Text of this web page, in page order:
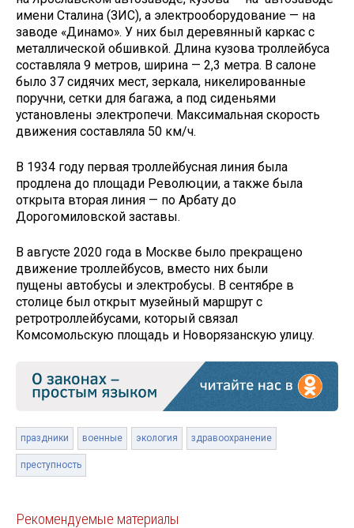
имени Сталина (ЗИС), а электрооборудование — на
заводе «Динамо». У них был деревянный каркас с
металлической обшивкой. Длина кузова троллейбуса
составляла 9 метров, ширина — 2,3 метра. В салоне
было 37 сидячих мест, зеркала, никелированные
поручни, сетки для багажа, а под сиденьями
установлены электропечи. Максимальная скорость
движения составляла 50 км/ч.
В 1934 году первая троллейбусная линия была
продлена до площади Революции, а также была
открыта вторая линия — по Арбату до
Дорогомиловской заставы.
В августе 2020 года в Москве было прекращено
движение троллейбусов, вместо них были
пущены автобусы и электробусы. В сентябре в
столице был открыт музейный маршрут с
ретротроллейбусами, который связал
Комсомольскую площадь и Новорязанскую улицу.
праздники военные экология здравоохранение
преступность
Рекомендуемые материалы